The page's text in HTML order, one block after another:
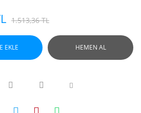
1.513,36 TL
EKLE HEMEN AL